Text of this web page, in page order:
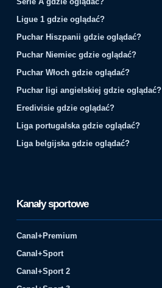
Ligue 1 gdzie oglądać?
Puchar Hiszpanii gdzie oglądać?
Puchar Niemiec gdzie oglądać?
Puchar Włoch gdzie oglądać?
Puchar ligi angielskiej gdzie oglądać?
Eredivisie gdzie oglądać?
Liga portugalska gdzie oglądać?
Liga belgijska gdzie oglądać?
Kanały sportowe
Canal+Premium
Canal+Sport
Canal+Sport 2